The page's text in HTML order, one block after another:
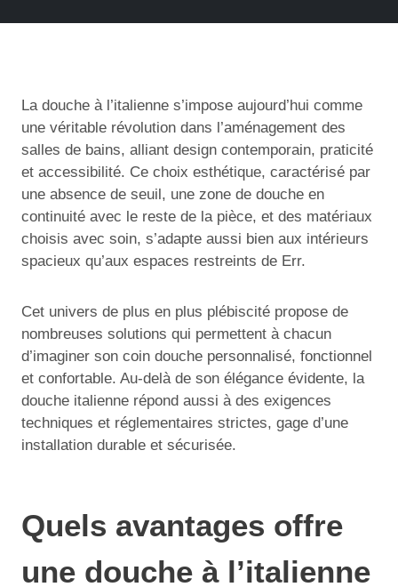
La douche à l’italienne s’impose aujourd’hui comme
une véritable révolution dans l’aménagement des
salles de bains, alliant design contemporain, praticité
et accessibilité. Ce choix esthétique, caractérisé par
une absence de seuil, une zone de douche en
continuité avec le reste de la pièce, et des matériaux
choisis avec soin, s’adapte aussi bien aux intérieurs
spacieux qu’aux espaces restreints de Err.
Cet univers de plus en plus plébiscité propose de
nombreuses solutions qui permettent à chacun
d’imaginer son coin douche personnalisé, fonctionnel
et confortable. Au-delà de son élégance évidente, la
douche italienne répond aussi à des exigences
techniques et réglementaires strictes, gage d’une
installation durable et sécurisée.
Quels avantages offre
une douche à l’italienne